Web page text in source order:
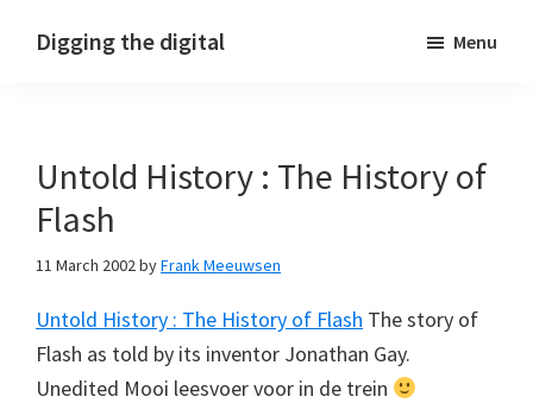
Digging the digital Menu
Untold History : The History of
Flash
11 March 2002byFrank Meeuwsen
Untold History : The History of Flash The story of
Flash as told by its inventor Jonathan Gay.
Unedited Mooi leesvoer voor in de trein